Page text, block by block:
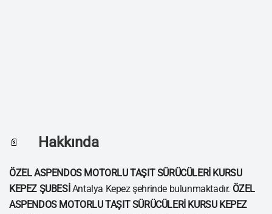
📄 Hakkında
ÖZEL ASPENDOS MOTORLU TAŞIT SÜRÜCÜLERİ KURSU
KEPEZ ŞUBESİ Antalya Kepez şehrinde bulunmaktadır. ÖZEL
ASPENDOS MOTORLU TAŞIT SÜRÜCÜLERİ KURSU KEPEZ